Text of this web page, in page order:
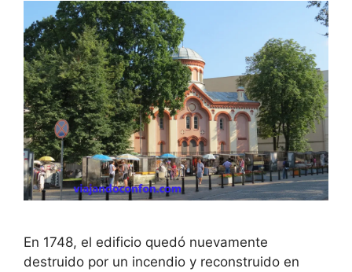
En 1748, el edificio quedó nuevamente
destruido por un incendio y reconstruido en